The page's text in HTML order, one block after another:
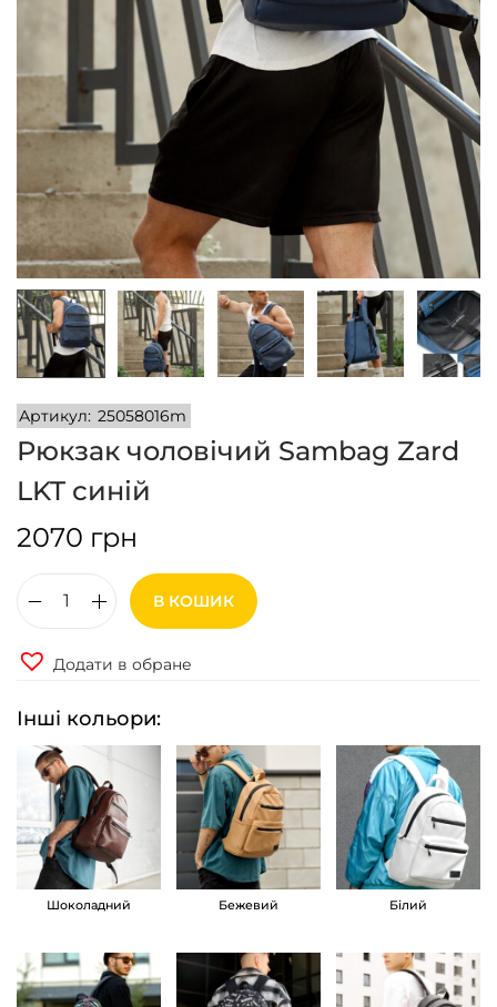
n
Артикул: 25058016m
Рюкзак чоловічий Sambag Zard
LKT синій
2070 грн
к
к
ч
о
л
о
і
ч
В КОШИК
Додати в обране
Інші кольори:
Шоколадний Бежевий Білий